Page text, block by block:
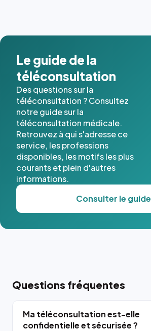
Le guide de la
téléconsultation
Des questions sur la
téléconsultation ? Consultez
notre guide sur la
téléconsultation médicale.
Retrouvez à qui s'adresse ce
service, les professions
disponibles, les motifs les plus
courants et plein d'autres
informations.
Consulter le guide
Questions fréquentes
Ma téléconsultation est-elle
confidentielle et sécurisée ?